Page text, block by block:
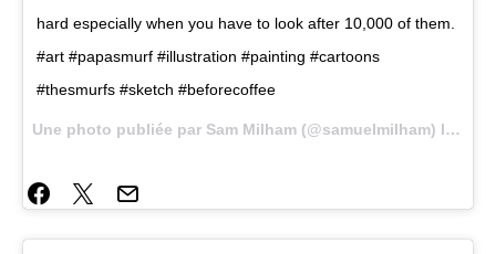
hard especially when you have to look after 10,000 of them.
#art #papasmurf #illustration #painting #cartoons
#thesmurfs #sketch #beforecoffee
Une photo publiée par Sam Milham (@samuelmilham) le